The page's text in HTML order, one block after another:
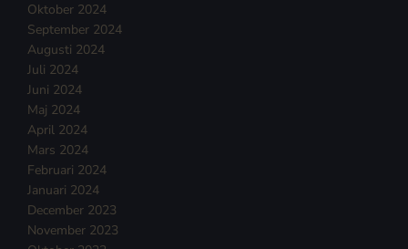
Oktober 2024
September 2024
Augusti 2024
Juli 2024
Juni 2024
Maj 2024
April 2024
Mars 2024
Februari 2024
Januari 2024
December 2023
November 2023